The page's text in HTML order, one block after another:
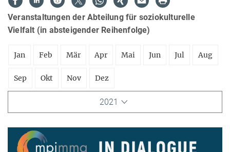
Veranstaltungen der Abteilung für soziokulturelle
Vielfalt (in absteigender Reihenfolge)
Jan Feb Mär Apr Mai Jun Jul Aug
Sep Okt Nov Dez
2021